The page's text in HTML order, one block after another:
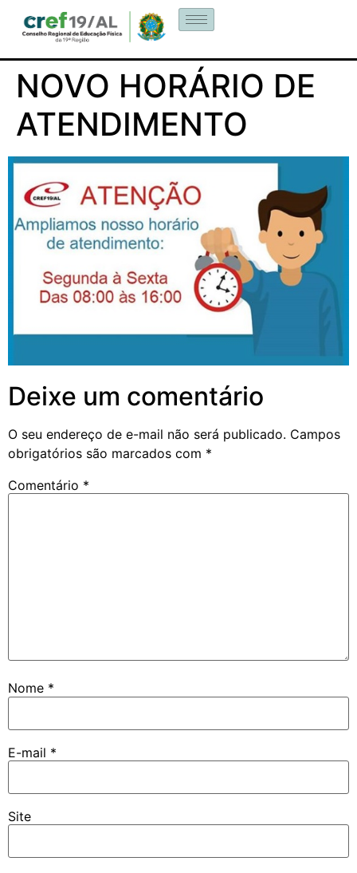
NOVO HORÁRIO DE
ATENDIMENTO
Deixe um comentário
O seu endereço de e-mail não será publicado. Campos
obrigatórios são marcados com *
Comentário *
Nome *
E-mail *
Site